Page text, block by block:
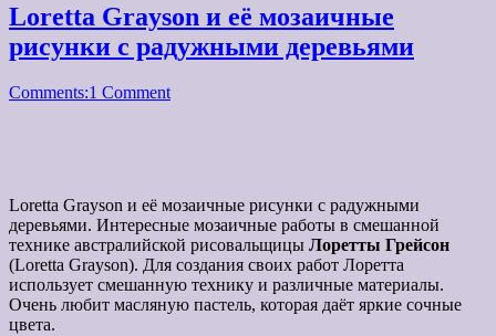
Loretta Grayson и её мозаичные
рисунки с радужными деревьями
Comments:1 Comment
Loretta Grayson и её мозаичные рисунки с радужными
деревьями. Интересные мозаичные работы в смешанной
технике австралийской рисовальщицы Лоретты Грейсон
(Loretta Grayson). Для создания своих работ Лоретта
использует смешанную технику и различные материалы.
Очень любит масляную пастель, которая даёт яркие сочные
цвета.